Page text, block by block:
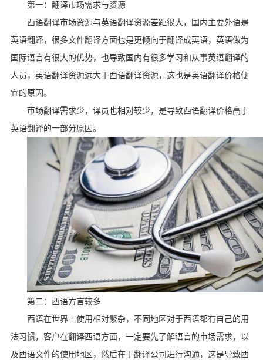
第一：翻译市场需求与资源
西语翻译市场资源与英语翻译资源差距很大，国内主要外语是
英语翻译，很多文件翻译方面也是更倾向于翻译成英语，英语做为
国际语言有很大的优势，也导致国内有很多学习和从事英语翻译的
人员，英语翻译资源远大于西语翻译资源，这也是英语翻译价格便
宜的原因。
市场翻译需求少，译员也相对较少，是导致西语翻译价格高于
英语翻译的一部分原因。
第二：西语方言较多
西语在世界上使用相对繁杂，不同地区对于西语都有自己的用
法习惯，客户在翻译西语方面，一定要先了解语言的市场需求，以
及西语文件的使用地区，然后在于翻译公司进行沟通，这是导致西